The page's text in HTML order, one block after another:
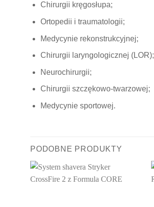
Chirurgii kręgosłupa;
Ortopedii i traumatologii;
Medycynie rekonstrukcyjnej;
Chirurgii laryngologicznej (LOR);
Neurochirurgii;
Chirurgii szczękowo-twarzowej;
Medycynie sportowej.
PODOBNE PRODUKTY